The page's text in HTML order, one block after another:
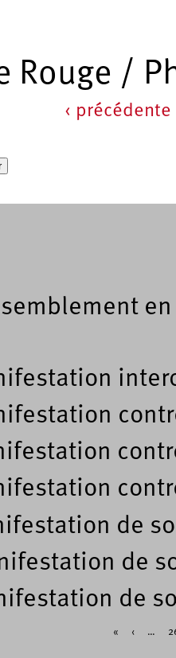
Rouge /
‹ précédente
de
de
de
« ‹ …